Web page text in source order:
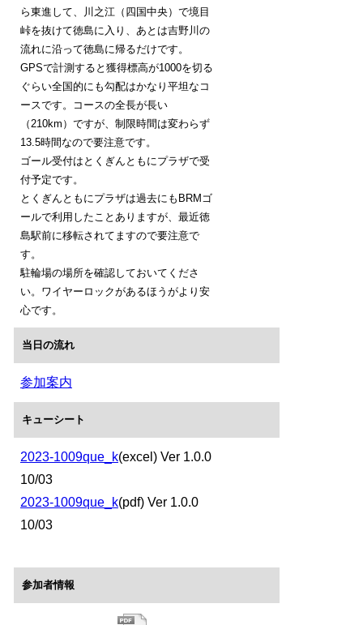
ら東進して、川之江（四国中央）で境目
峠を抜けて徳島に入り、あとは吉野川の
流れに沿って徳島に帰るだけです。
GPSで計測すると獲得標高が1000を切る
ぐらい全国的にも勾配はかなり平坦なコ
ースです。コースの全長が長い
（210km）ですが、制限時間は変わらず
13.5時間なので要注意です。
ゴール受付はとくぎんともにプラザで受
付予定です。
とくぎんともにプラザは過去にもBRMゴ
ールで利用したことありますが、最近徳
島駅前に移転されてますので要注意で
す。
駐輪場の場所を確認しておいてくださ
い。ワイヤーロックがあるほうがより安
心です。
当日の流れ
参加案内
キューシート
2023-1009que_k(excel) Ver 1.0.0
10/03
2023-1009que_k(pdf) Ver 1.0.0
10/03
参加者情報